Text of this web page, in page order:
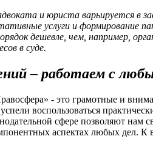
и юриста варьируется в
услуги и формирование
дешевле, чем, например,
в суде.
– работаем с
- это грамотные и
воспользоваться
сфере позволяют нам
аспектах любых дел. К